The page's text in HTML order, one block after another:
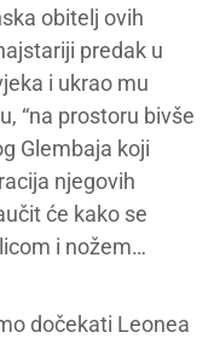
obitelj ovih
predak u
i ukrao mu
“na prostoru bivše
Glembaja koji
njegovih
će kako se
i nožem…
dočekati Leonea